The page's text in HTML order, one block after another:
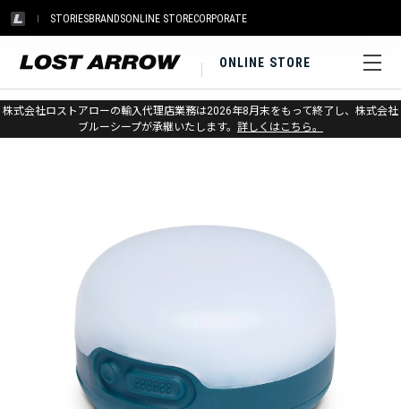
STORIESBRANDSONLINE STORECORPORATE
ONLINE STORE
株式会社ロストアローの輸入代理店業務は2026年8月末をもって終了し、株式会社
ブルーシープが承継いたします。 詳しくはこちら。
ホーム > ブラックダイヤモンド > ランプ > ランタン